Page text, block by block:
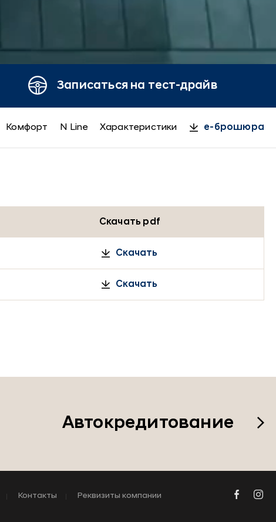
Записаться на тест-драйв
Комфорт N Line Характеристики e-брошюра
Скачать pdf
Скачать
Скачать
Автокредитование
Контакты Реквизиты компании